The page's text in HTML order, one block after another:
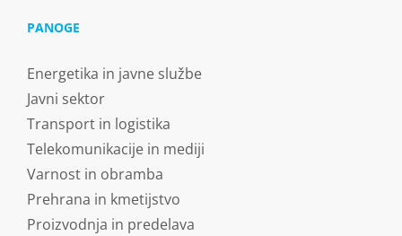
PANOGE
Energetika in javne službe
Javni sektor
Transport in logistika
Telekomunikacije in mediji
Varnost in obramba
Prehrana in kmetijstvo
Proizvodnja in predelava